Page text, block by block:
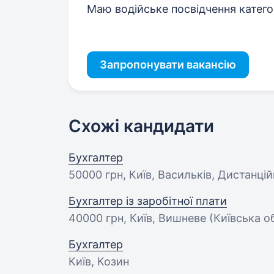
Маю водійське посвідчення
Запропонувати вакансію
Схожі кандидати
Бухгалтер
50000 грн, Київ, Васильків,
Бухгалтер із заробітної плати
40000 грн, Київ, Вишневе (Київська
Бухгалтер
Київ, Козин